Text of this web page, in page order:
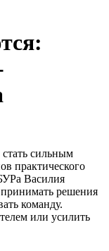
сильным
практического
Василия
решения
команду.
или усилить